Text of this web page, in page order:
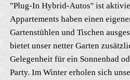
"Plug-In Hybrid-Autos" ist
Appartements haben einen
Gartenstühlen und Tischen
bietet unser netter Garten
Gelegenheit für ein Sonnenbad
Party. Im Winter erholen sich